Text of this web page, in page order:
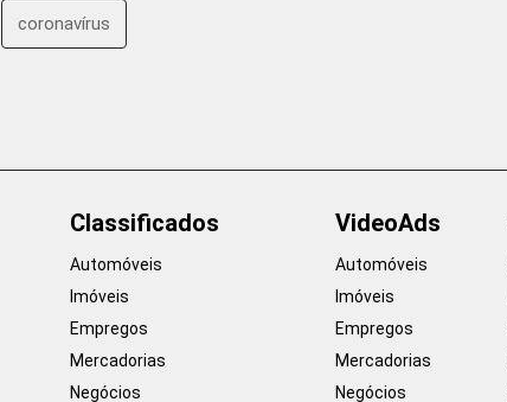
coronavírus
Classificados
Automóveis
Imóveis
Empregos
Mercadorias
Negócios
VideoAds
Automóveis
Imóveis
Empregos
Mercadorias
Negócios